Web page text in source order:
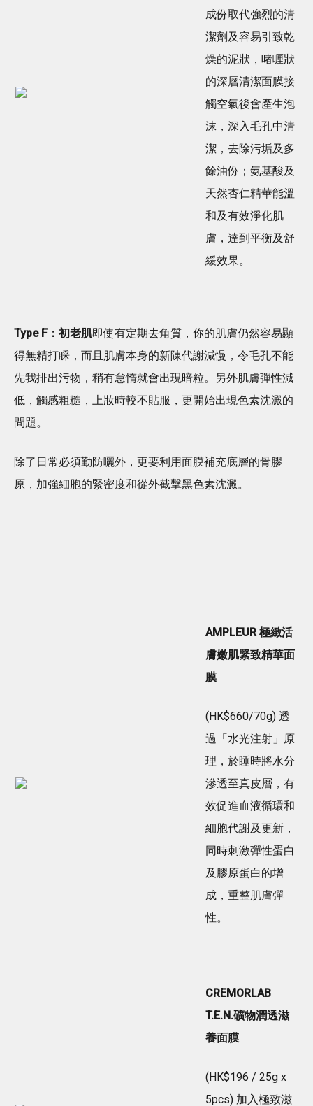
成份取代強烈的清
潔劑及容易引致乾
燥的泥狀，啫喱狀
的深層清潔面膜接
觸空氣後會產生泡
沫，深入毛孔中清
潔，去除污垢及多
餘油份；氨基酸及
天然杏仁精華能溫
和及有效淨化肌
膚，達到平衡及舒
緩效果。
Type F：初老肌即使有定期去角質，你的肌膚仍然容易顯
得無精打睬，而且肌膚本身的新陳代謝減慢，令毛孔不能
先我排出污物，稍有怠惰就會出現暗粒。另外肌膚彈性減
低，觸感粗糙，上妝時較不貼服，更開始出現色素沈澱的
問題。
除了日常必須勤防曬外，更要利用面膜補充底層的骨膠
原，加強細胞的緊密度和從外截擊黑色素沈澱。
AMPLEUR 極緻活
膚嫩肌緊致精華面
膜
(HK$660/70g) 透
過「水光注射」原
理，於睡時將水分
滲透至真皮層，有
效促進血液循環和
細胞代謝及更新，
同時刺激彈性蛋白
及膠原蛋白的增
成，重整肌膚彈
性。
CREMORLAB
T.E.N.礦物潤透滋
養面膜
(HK$196 / 25g x
5pcs) 加入極致滋